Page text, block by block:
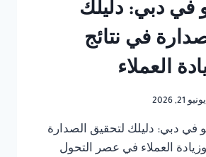
في دبي: دليلك
في نتائج
العملاء
يونيو 21, 2026
دبي: دليلك لتحقيق الصدارة
العملاء في عصر التحول